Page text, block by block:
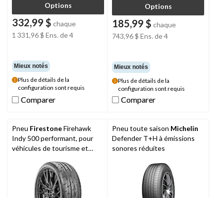
Options
332,99 $ chaque
1 331,96 $ Ens. de 4
Mieux notés
Plus de détails de la
configuration sont requis
Comparer
Comparer
Options
185,99 $ chaque
743,96 $ Ens. de 4
Mieux notés
Plus de détails de la
configuration sont requis
Comparer
Comparer
Pneu FirestoneFirehawk
Indy 500 performant, pour
véhicules de tourisme et
Pneu toute saison Michelin
Defender T+H à émissions
sonores réduites